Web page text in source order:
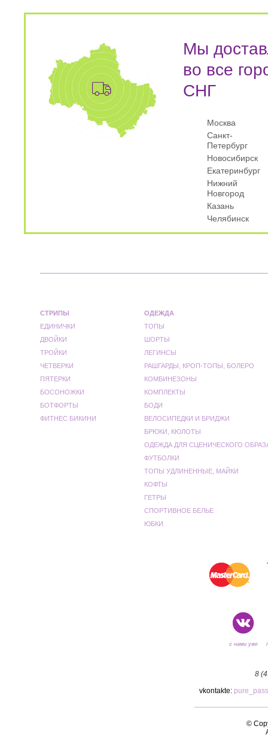
Мы
во все
СНГ
Москва
Санкт-
Петербург
Новосибирск
Екатеринбург
Нижний
Новгород
Казань
Челябинск
СТРИПЫ
ЕДИНИЧКИ
ДВОЙКИ
ТРОЙКИ
ЧЕТВЕРКИ
ПЯТЕРКИ
БОСОНОЖКИ
БОТФОРТЫ
ФИТНЕС БИКИНИ
ОДЕЖДА
ТОПЫ
ШОРТЫ
ЛЕГИНСЫ
РАШГАРДЫ, КРОП-ТОПЫ, БОЛЕРО
КОМБИНЕЗОНЫ
КОМПЛЕКТЫ
БОДИ
ВЕЛОСИПЕДКИ И БРИДЖИ
БРЮКИ, КЮЛОТЫ
ОДЕЖДА ДЛЯ СЦЕНИЧЕСКОГО
ФУТБОЛКИ
ТОПЫ УДЛИНЕННЫЕ, МАЙКИ
КОФТЫ
ГЕТРЫ
СПОРТИВНОЕ БЕЛЬЕ
ЮБКИ
с нами уже
8
vkontakte:
©